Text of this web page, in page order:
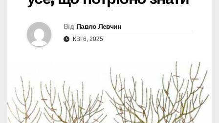
Від Павло Левчин
КВІ 6, 2025